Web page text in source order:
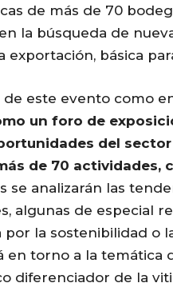
de más de 70
la búsqueda de
exportación, básica
este evento como
un foro de
del
de 70 actividades,
se analizarán las
algunas de especial
la sostenibilidad o
en torno a la temática
diferenciador de la